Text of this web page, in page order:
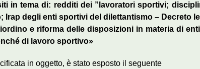
in tema di: redditi dei ”lavoratori sportivi;
Irap degli enti sportivi del dilettantismo – Decreto
e riforma delle disposizioni in materia di
di lavoro sportivo»
in oggetto, è stato esposto il seguente